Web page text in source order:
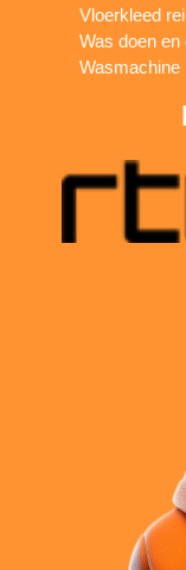
Vloerkleed
Was doen en
Wasmachine